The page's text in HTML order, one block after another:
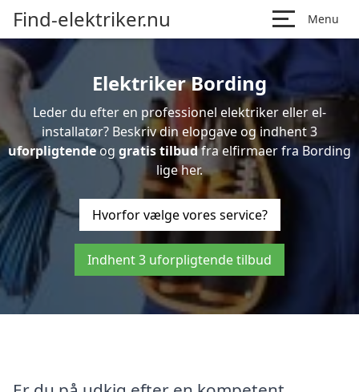
Find-elektriker.nu Menu
Elektriker Bording
Leder du efter en professionel elektriker eller el-
installatør? Beskriv din elopgave og indhent 3
uforpligtendeog gratis tilbudfra elfirmaer fra Bording
lige her.
Hvorfor vælge vores service?
Indhent 3 uforpligtende tilbud